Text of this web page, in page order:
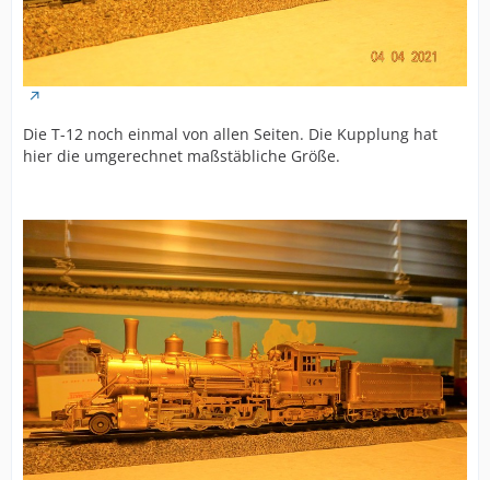
Die T-12 noch einmal von allen Seiten. Die Kupplung hat
hier die umgerechnet maßstäbliche Größe.